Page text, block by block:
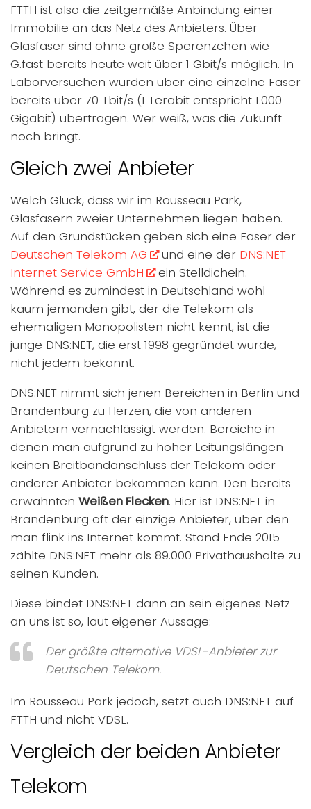
FTTH ist also die zeitgemäße Anbindung einer
Immobilie an das Netz des Anbieters. Über
Glasfaser sind ohne große Sperenzchen wie
G.fast bereits heute weit über 1 Gbit/s möglich. In
Laborversuchen wurden über eine einzelne Faser
bereits über 70 Tbit/s (1 Terabit entspricht 1.000
Gigabit) übertragen. Wer weiß, was die Zukunft
noch bringt.
Gleich zwei Anbieter
Welch Glück, dass wir im Rousseau Park,
Glasfasern zweier Unternehmen liegen haben.
Auf den Grundstücken geben sich eine Faser der
Deutschen Telekom AG
und eine der DNS:NET
Internet Service GmbH
ein Stelldichein.
Während es zumindest in Deutschland wohl
kaum jemanden gibt, der die Telekom als
ehemaligen Monopolisten nicht kennt, ist die
junge DNS:NET, die erst 1998 gegründet wurde,
nicht jedem bekannt.
DNS:NET nimmt sich jenen Bereichen in Berlin und
Brandenburg zu Herzen, die von anderen
Anbietern vernachlässigt werden. Bereiche in
denen man aufgrund zu hoher Leitungslängen
keinen Breitbandanschluss der Telekom oder
anderer Anbieter bekommen kann. Den bereits
erwähnten Weißen Flecken. Hier ist DNS:NET in
Brandenburg oft der einzige Anbieter, über den
man flink ins Internet kommt. Stand Ende 2015
zählte DNS:NET mehr als 89.000 Privathaushalte zu
seinen Kunden.
Diese bindet DNS:NET dann an sein eigenes Netz
an uns ist so, laut eigener Aussage:
Der größte alternative VDSL-Anbieter zur
Deutschen Telekom.
Im Rousseau Park jedoch, setzt auch DNS:NET auf
FTTH und nicht VDSL.
Vergleich der beiden Anbieter
Telekom